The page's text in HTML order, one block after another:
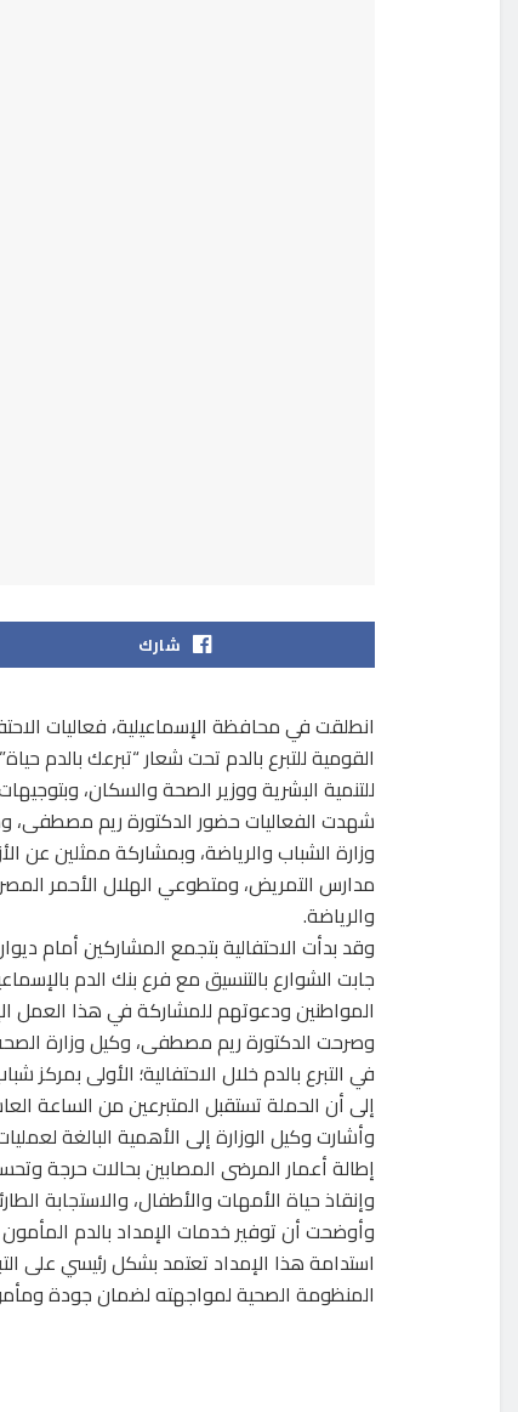
شارك
انطلقت في محافظة الإسماعيلية، فعاليات
القومية للتبرع بالدم تحت شعار “تبرعك بالدم
للتنمية البشرية ووزير الصحة والسكان،
شهدت الفعاليات حضور الدكتورة ريم مصطفى،
وزارة الشباب والرياضة، وبمشاركة ممثلين عن
والرياضة.
وقد بدأت الاحتفالية بتجمع المشاركين أمام
جابت الشوارع بالتنسيق مع فرع بنك الدم
المواطنين ودعوتهم للمشاركة في هذا العمل
وصرحت الدكتورة ريم مصطفى، وكيل وزارة الصحة
في التبرع بالدم خلال الاحتفالية؛ الأولى بمركز
إلى أن الحملة تستقبل المتبرعين من الساعة
وأشارت وكيل الوزارة إلى الأهمية البالغة
إطالة أعمار المرضى المصابين بحالات حرجة
وإنقاذ حياة الأمهات والأطفال، والاستجابة
وأوضحت أن توفير خدمات الإمداد بالدم
استدامة هذا الإمداد تعتمد بشكل رئيسي على
المنظومة الصحية لمواجهته لضمان جودة